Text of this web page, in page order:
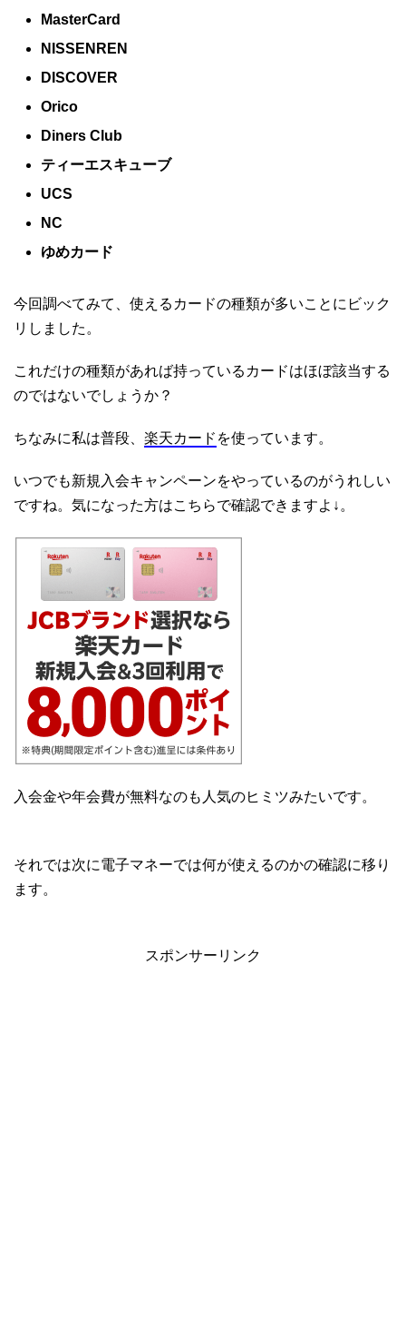
MasterCard
NISSENREN
DISCOVER
Orico
Diners Club
ティーエスキューブ
UCS
NC
ゆめカード
今回調べてみて、使えるカードの種類が多いことにビック
リしました。
これだけの種類があれば持っているカードはほぼ該当する
のではないでしょうか？
ちなみに私は普段、 楽天カード を使っています。
いつでも新規入会キャンペーンをやっているのがうれしい
ですね。気になった方はこちらで確認できますよ↓。
入会金や年会費が無料なのも人気のヒミツみたいです。
それでは次に電子マネーでは何が使えるのかの確認に移り
ます。
スポンサーリンク